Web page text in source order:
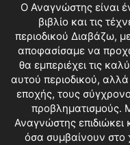
O Αναγνώστης είναι
βιβλίο και τις
περιοδικού Διαβάζω,
αποφασίσαμε να
θα εμπεριέχει τις
αυτού περιοδικού,
εποχής, τους
προβληματισμούς.
Αναγνώστης
όσα συμβαίνουν στο